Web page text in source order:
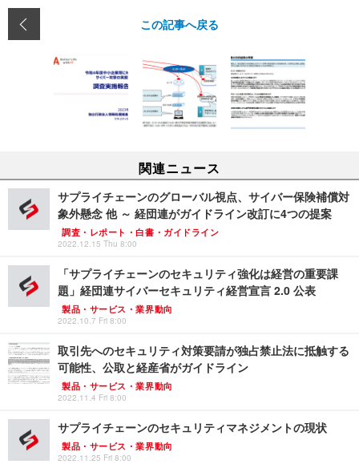
この記事へ戻る
関連ニュース
サプライチェーンのグローバル視点、サイバー保険補償対
象外懸念 他 ～ 経団連がガイドライン改訂に4つの提案
調査・レポート・白書・ガイドライン
2022.12.15 Thu 8:00
「サプライチェーンのセキュリティ強化は経営の重要課
題」経団連サイバーセキュリティ経営宣言 2.0 公表
製品・サービス・業界動向
2022.10.7 Fri 8:00
取引先へのセキュリティ対策要請が独占禁止法に抵触する
可能性、公取と経産省がガイドライン
製品・サービス・業界動向
2022.11.4 Fri 8:00
サプライチェーンのセキュリティマネジメントの現状
製品・サービス・業界動向
2022.11.25 Fri 8:00